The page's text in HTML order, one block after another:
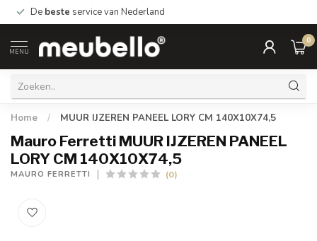
De beste service van Nederland
MENU
0
Home / MUUR IJZEREN PANEEL LORY CM 140X10X74,5
Mauro Ferretti MUUR IJZEREN PANEEL
LORY CM 140X10X74,5
MAURO FERRETTI (0)